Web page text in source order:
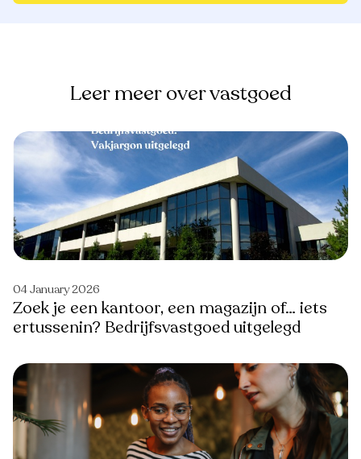
Leer meer over vastgoed
04 January 2026
Zoek je een kantoor, een magazijn of… iets
ertussenin? Bedrijfsvastgoed uitgelegd